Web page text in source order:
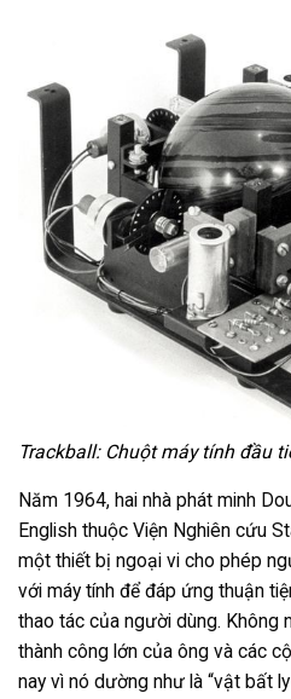
Trackball: Chuột máy tính đầu
Năm 1964, hai nhà phát minh
English thuộc Viện Nghiên cứu
một thiết bị ngoại vi cho phép
với máy tính để đáp ứng thuận
thao tác của người dùng. Không
thành công lớn của ông và các
nay vì nó dường như là “vật bất